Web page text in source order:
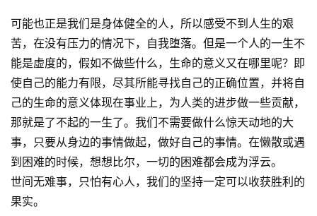
态
碎
碎
念
推
荐
&
工
具
登录 注册
可能也正是我们是身体健全的人，所以感受不到人生的艰
苦，在没有压力的情况下，自我堕落。但是一个人的一生不
能是虚度的，假如不做些什么，生命的意义又在哪里呢？即
使自己的能力有限，尽其所能寻找自己的正确位置，并将自
己的生命的意义体现在事业上，为人类的进步做一些贡献，
那就是了不起的一生了。我们不需要做什么惊天动地的大
事，只要从身边的事情做起，做好自己的事情。在懒散或遇
到困难的时候，想想比尔，一切的困难都会成为浮云。
世间无难事，只怕有心人，我们的坚持一定可以收获胜利的
果实。